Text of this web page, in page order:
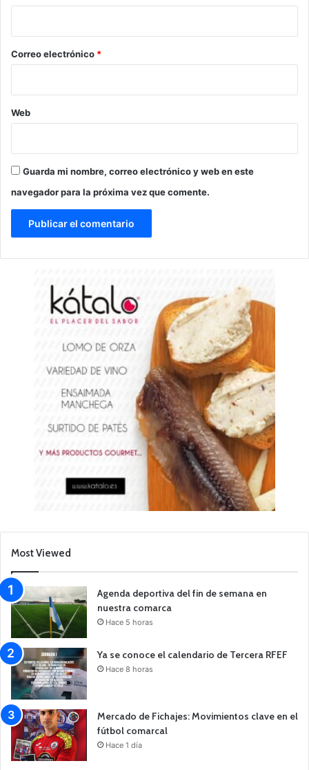
*
Correo electrónico *
Web
Guarda mi nombre, correo electrónico y web en este
navegador para la próxima vez que comente.
Most Viewed
Agenda deportiva del fin de semana en
nuestra comarca
Hace 5 horas
Ya se conoce el calendario de Tercera RFEF
Hace 8 horas
Mercado de Fichajes: Movimientos clave en el
fútbol comarcal
Hace 1 día